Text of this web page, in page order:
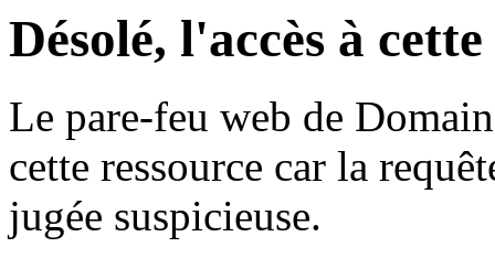
Désolé, l'accès à
Le pare-feu web de
cette ressource car la
jugée suspicieuse.